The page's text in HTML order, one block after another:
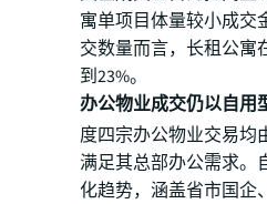
寓单项目体量较小成交
交数量而言，长租公寓
到23%。
办公物业成交仍以自用
度四宗办公物业交易均
满足其总部办公需求。
化趋势，涵盖省市国企